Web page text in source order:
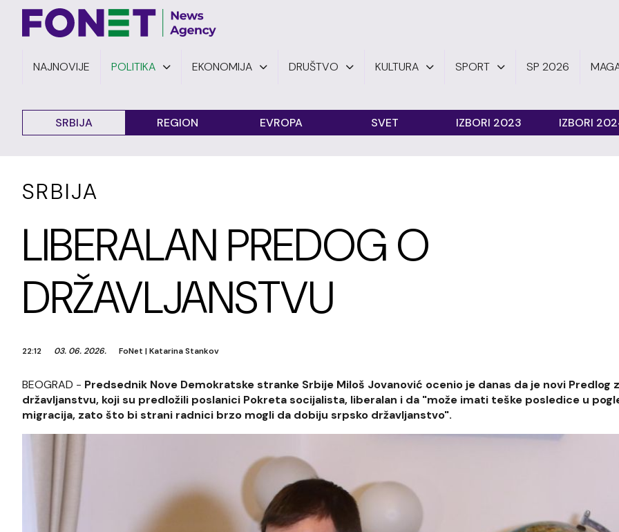
NAJNOVIJE POLITIKA EKONOMIJA DRUŠTVO KULTURA SPORT SP 2026
SRBIJA REGION EVROPA SVET IZBORI 2023 IZBORI
SRBIJA
LIBERALAN PREDOG O
DRŽAVLJANSTVU
22:12 03. 06. 2026. FoNet |Katarina Stankov
BEOGRAD - Predsednik Nove Demokratske stranke Srbije Miloš Jovanović ocenio je danas da je novi Predlog
državljanstvu, koji su predložili poslanici Pokreta socijalista, liberalan i da "može imati teške posledice u
migracija, zato što bi strani radnici brzo mogli da dobiju srpsko državljanstvo".